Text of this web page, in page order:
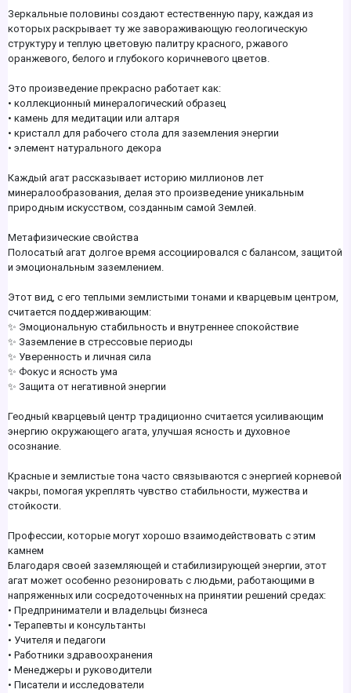
Зеркальные половины создают естественную пару, каждая из
которых раскрывает ту же завораживающую геологическую
структуру и теплую цветовую палитру красного, ржавого
оранжевого, белого и глубокого коричневого цветов.
Это произведение прекрасно работает как:
• коллекционный минералогический образец
• камень для медитации или алтаря
• кристалл для рабочего стола для заземления энергии
• элемент натурального декора
Каждый агат рассказывает историю миллионов лет
минералообразования, делая это произведение уникальным
природным искусством, созданным самой Землей.
Метафизические свойства
Полосатый агат долгое время ассоциировался с балансом, защитой
и эмоциональным заземлением.
Этот вид, с его теплыми землистыми тонами и кварцевым центром,
считается поддерживающим:
✨ Эмоциональную стабильность и внутреннее спокойствие
✨ Заземление в стрессовые периоды
✨ Уверенность и личная сила
✨ Фокус и ясность ума
✨ Защита от негативной энергии
Геодный кварцевый центр традиционно считается усиливающим
энергию окружающего агата, улучшая ясность и духовное
осознание.
Красные и землистые тона часто связываются с энергией корневой
чакры, помогая укреплять чувство стабильности, мужества и
стойкости.
Профессии, которые могут хорошо взаимодействовать с этим
камнем
Благодаря своей заземляющей и стабилизирующей энергии, этот
агат может особенно резонировать с людьми, работающими в
напряженных или сосредоточенных на принятии решений средах:
• Предприниматели и владельцы бизнеса
• Терапевты и консультанты
• Учителя и педагоги
• Работники здравоохранения
• Менеджеры и руководители
• Писатели и исследователи